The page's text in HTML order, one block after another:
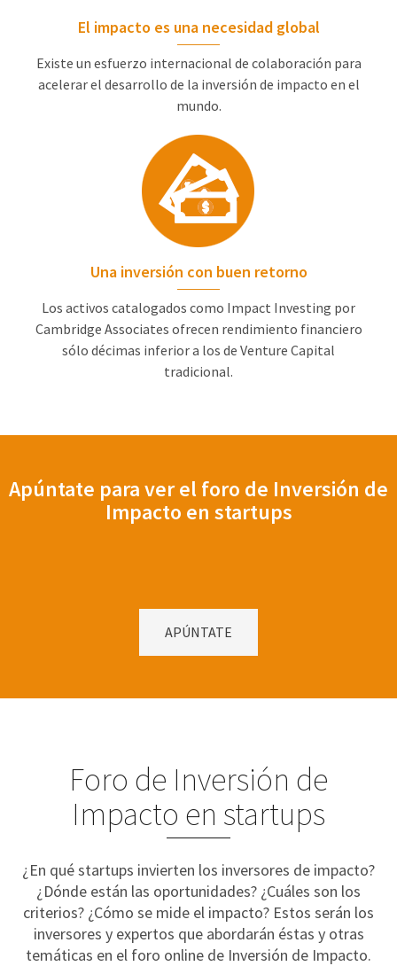
El impacto es una necesidad global
Existe un esfuerzo internacional de colaboración para
acelerar el desarrollo de la inversión de impacto en el
mundo.
Una inversión con buen retorno
Los activos catalogados como Impact Investing por
Cambridge Associates ofrecen rendimiento financiero
sólo décimas inferior a los de Venture Capital
tradicional.
Apúntate para ver el foro de Inversión de
Impacto en startups
APÚNTATE
Foro de Inversión de
Impacto en startups
¿En qué startups invierten los inversores de impacto?
¿Dónde están las oportunidades? ¿Cuáles son los
criterios? ¿Cómo se mide el impacto? Estos serán los
inversores y expertos que abordarán éstas y otras
temáticas en el foro online de Inversión de Impacto.